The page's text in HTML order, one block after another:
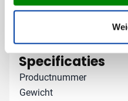
de tassen? Neem contact
Specificaties
Productnummer
Gewicht